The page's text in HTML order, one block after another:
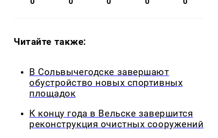
Читайте также:
В Сольвычегодске завершают
обустройство новых спортивных
площадок
К концу года в Вельске завершится
реконструкция очистных сооружений